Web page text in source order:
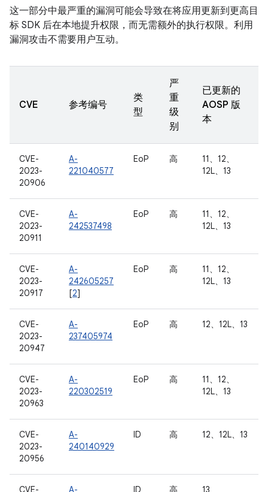
这一部分中最严重的漏洞可能会导致在将应用更新到更高目
标 SDK 后在本地提升权限，而无需额外的执行权限。利用
漏洞攻击不需要用户互动。
CVE 参考编号
类
型
严
重
级
别
已更新的
AOSP 版
本
CVE-
2023-
20906
A-
221040577
EoP 高
11、12、
12L、13
CVE-
2023-
20911
A-
242537498
EoP 高
11、12、
12L、13
CVE-
2023-
20917
A-
242605257
[2]
EoP 高
11、12、
12L、13
CVE-
2023-
20947
A-
237405974
EoP 高 12、12L、13
CVE-
2023-
20963
A-
220302519
EoP 高
11、12、
12L、13
CVE-
2023-
20956
A-
240140929
ID 高 12、12L、13
CVE- A- ID 高 13